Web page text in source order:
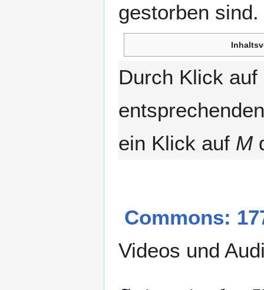
gestorben sind.
Durch Klick
ein Klick auf M
Commons:
Videos und